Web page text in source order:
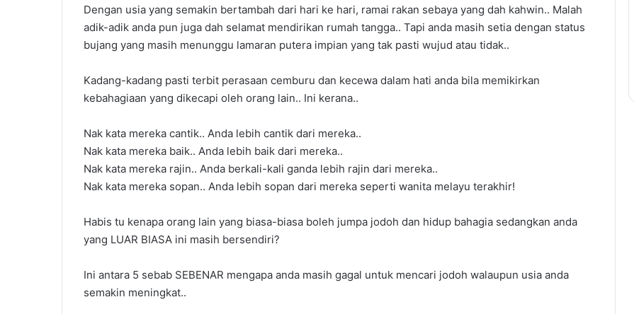
Dengan usia yang semakin bertambah dari hari ke hari, ramai rakan sebaya yang dah kahwin.. Malah
adik-adik anda pun juga dah selamat mendirikan rumah tangga.. Tapi anda masih setia dengan status
bujang yang masih menunggu lamaran putera impian yang tak pasti wujud atau tidak..
Kadang-kadang pasti terbit perasaan cemburu dan kecewa dalam hati anda bila memikirkan
kebahagiaan yang dikecapi oleh orang lain.. Ini kerana..
Nak kata mereka cantik.. Anda lebih cantik dari mereka..
Nak kata mereka baik.. Anda lebih baik dari mereka..
Nak kata mereka rajin.. Anda berkali-kali ganda lebih rajin dari mereka..
Nak kata mereka sopan.. Anda lebih sopan dari mereka seperti wanita melayu terakhir!
Habis tu kenapa orang lain yang biasa-biasa boleh jumpa jodoh dan hidup bahagia sedangkan anda
yang LUAR BIASA ini masih bersendiri?
Ini antara 5 sebab SEBENAR mengapa anda masih gagal untuk mencari jodoh walaupun usia anda
semakin meningkat..
Untuk
Berjaya
dan
Menjawab
Panduan Lengkap Temuduga
Kerajaan: Teknik Untuk Berjaya
Temuduga dan Cara